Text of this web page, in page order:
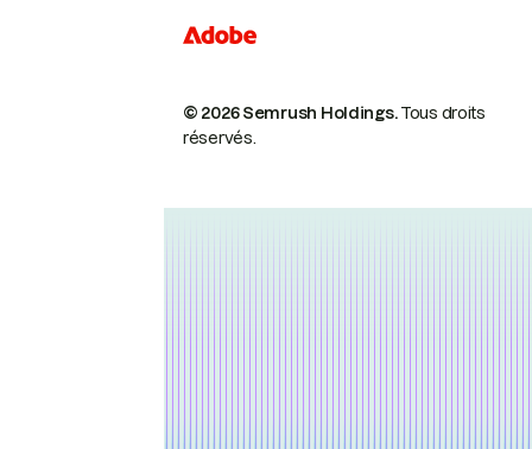
© 2026 Semrush Holdings.Tous droits
réservés.